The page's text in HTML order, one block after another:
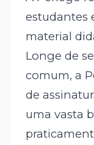
estudantes
material
Longe de
comum, a
de
uma vasta